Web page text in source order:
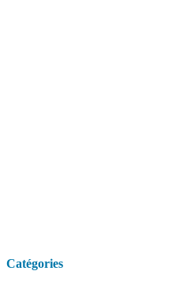
Catégories